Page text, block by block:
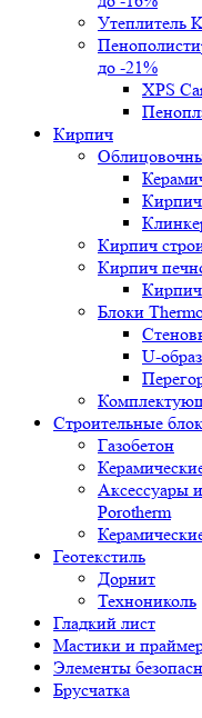
Утеплитель
до -21%
XPS
Кирпич
Кирпич
Кирпич
Блоки
U-
Строительные
Газобетон
Аксессуары
Porotherm
Геотекстиль
Дорнит
Технониколь
Гладкий лист
Мастики и
Элементы
Брусчатка